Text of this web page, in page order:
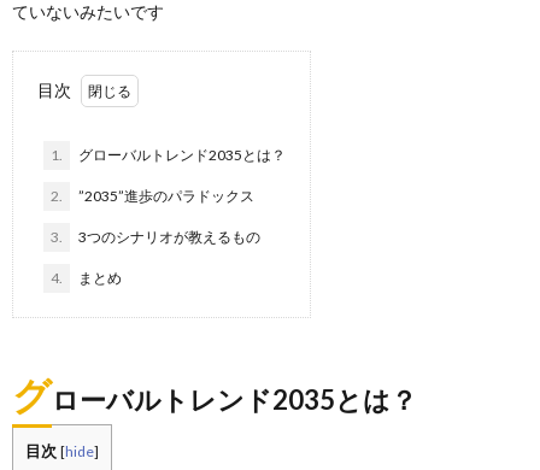
ていないみたいです
目次
1. グローバルトレンド2035とは？
2. ”2035”進歩のパラドックス
3. 3つのシナリオが教えるもの
4. まとめ
グローバルトレンド2035とは？
目次 [hide]